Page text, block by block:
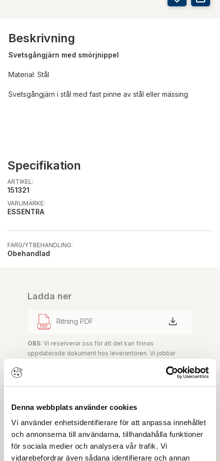
Denna webbplats använder cookies
Vi använder enhetsidentifierare för att anpassa innehållet
och annonserna till användarna, tillhandahålla funktioner
för sociala medier och analysera vår trafik. Vi
vidarebefordrar även sådana identifierare och annan
Beskrivning
Svetsgångjärn med smörjnippel
Material: Stål
Svetsgångjärn i stål med fast pinne av stål eller mässing
Specifikation
ARTIKEL:
151321
VARUMÄRKE:
ESSENTRA
FÄRG/YTBEHANDLING:
Obehandlad
Ladda ner
Ritning PDF
OBS: Vi reserverar oss för att det kan finnas
uppdaterade dokument hos leverantören. Vi jobbar
Skapa konto Logga in
Skapa inloggning, bli företagskund eller logga in för att
beställa, se priser,
produktblad, ritningar, monteringsbeskrivningar samt